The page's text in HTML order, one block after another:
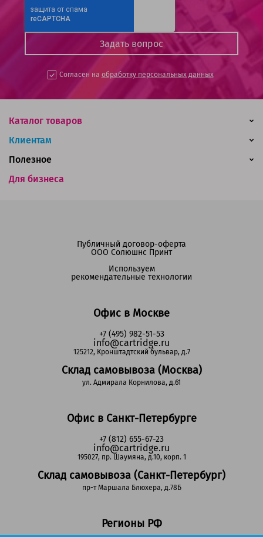
Согласен на обработку персональных данных
Каталог товаров
Клиентам
Для бизнеса
Полезное
Офис в Москве
+7 (495) 982-51-53
info@cartridge.ru
125212, Кронштадтский бульвар, д.7
Склад самовывоза (Москва)
ул. Адмирала Корнилова, д.61
Офис в Санкт-Петербурге
+7 (812) 655-67-23
info@cartridge.ru
195027, пр. Шаумяна, д.10, корп. 1
Склад самовывоза (Санкт-Петербург)
пр-т Маршала Блюхера, д.78Б
Регионы РФ
Публичный договор-оферта
ООО Солюшнс Принт
Используем
рекомендательные технологии